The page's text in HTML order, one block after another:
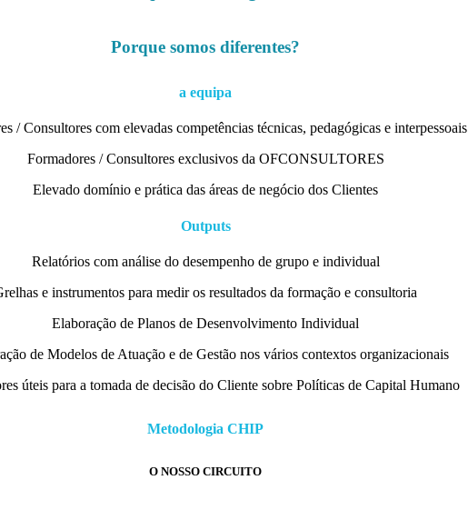
Porque somos diferentes?
a equipa
/ Consultores com elevadas competências técnicas, pedagógicas e interpessoais
Formadores / Consultores exclusivos da OFCONSULTORES
Elevado domínio e prática das áreas de negócio dos Clientes
Outputs
Relatórios com análise do desempenho de grupo e individual
e instrumentos para medir os resultados da formação e consultoria
Elaboração de Planos de Desenvolvimento Individual
de Modelos de Atuação e de Gestão nos vários contextos organizacionais
úteis para a tomada de decisão do Cliente sobre Políticas de Capital Humano
Metodologia CHIP
O NOSSO CIRCUITO